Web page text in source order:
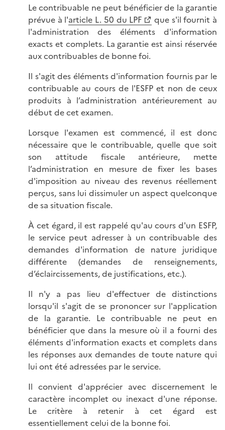
Le contribuable ne peut bénéficier de la garantie
prévue à l'article L. 50 du LPF
que s'il fournit à
l'administration des éléments d'information
exacts et complets. La garantie est ainsi réservée
aux contribuables de bonne foi.
Il s'agit des éléments d'information fournis par le
contribuable au cours de l'ESFP et non de ceux
produits à l’administration antérieurement au
début de cet examen.
Lorsque l'examen est commencé, il est donc
nécessaire que le contribuable, quelle que soit
son attitude fiscale antérieure, mette
l’administration en mesure de fixer les bases
d'imposition au niveau des revenus réellement
perçus, sans lui dissimuler un aspect quelconque
de sa situation fiscale.
À cet égard, il est rappelé qu'au cours d'un ESFP,
le service peut adresser à un contribuable des
demandes d'information de nature juridique
différente (demandes de renseignements,
d’éclaircissements, de justifications, etc.).
Il n'y a pas lieu d'effectuer de distinctions
lorsqu'il s'agit de se prononcer sur l'application
de la garantie. Le contribuable ne peut en
bénéficier que dans la mesure où il a fourni des
éléments d'information exacts et complets dans
les réponses aux demandes de toute nature qui
lui ont été adressées par le service.
Il convient d'apprécier avec discernement le
caractère incomplet ou inexact d'une réponse.
Le critère à retenir à cet égard est
essentiellement celui de la bonne foi.